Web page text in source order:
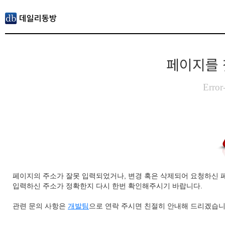
페이지를
페이지의 주소가 잘못 입력되었거나, 변경 혹은 삭제되어 요청하신
입력하신 주소가 정확한지 다시 한번 확인해주시기 바랍니다.
관련 문의 사항은 개발팀 으로 연락 주시면 친절히 안내해 드리겠습